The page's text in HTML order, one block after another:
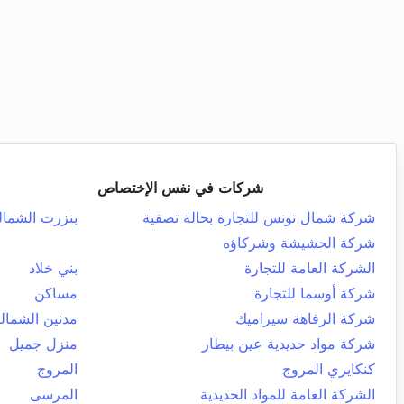
شركات في نفس الإختصاص
شركة شمال تونس للتجارة بحالة تصفية
بنزرت
شركة الحشيشة وشركاؤه
الشركة العامة للتجارة
بني خلاد
شركة أوسما للتجارة
مساكن
شركة الرفاهة سيراميك
مدنين
شركة مواد حديدية عين بيطار
منزل جميل
كنكايري المروج
المروج
الشركة العامة للمواد الحديدية
المرسى